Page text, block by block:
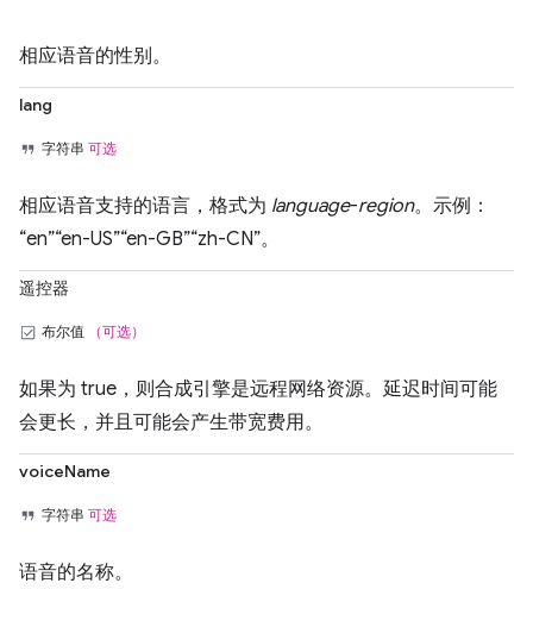
相应语音的性别。
lang
字符串 可选
相应语音支持的语言，格式为 language-region。示例：
“en”“en-US”“en-GB”“zh-CN”。
遥控器
布尔值 （可选）
如果为 true，则合成引擎是远程网络资源。延迟时间可能
会更长，并且可能会产生带宽费用。
voiceName
字符串 可选
语音的名称。